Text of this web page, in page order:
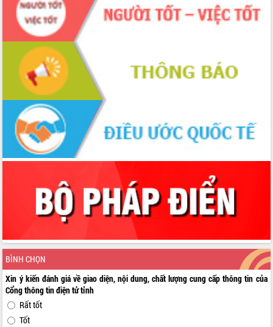
BÌNH CHỌN
Xin ý kiến đánh giá về giao diện, nội dung, chất lượng cung cấp thông tin của
Cổng thông tin điện tử tỉnh
Rất tốt
Tốt